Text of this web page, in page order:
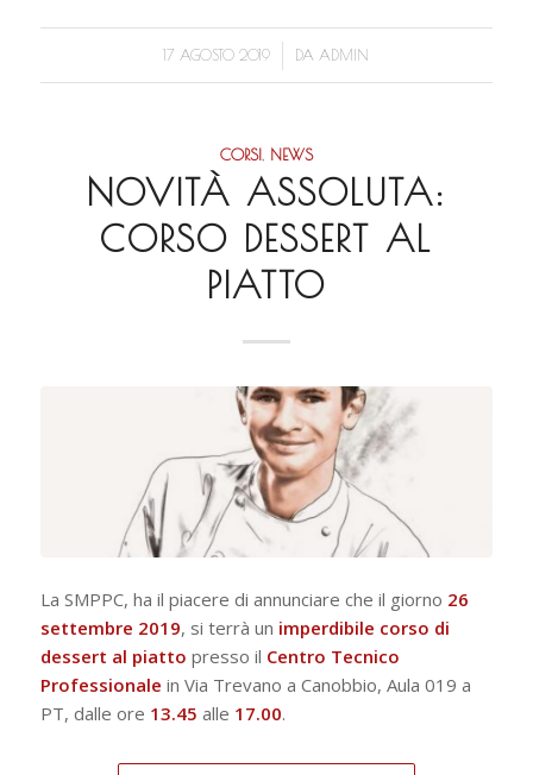
17 AGOSTO 2019
/ DA ADMIN
CORSI, NEWS
NOVITÀ ASSOLUTA:
CORSO DESSERT AL
PIATTO
La SMPPC, ha il piacere di annunciare che il giorno 26
settembre 2019, si terrà un imperdibile corso di
dessert al piatto presso il Centro Tecnico
Professionale in Via Trevano a Canobbio, Aula 019 a
PT, dalle ore 13.45 alle 17.00.